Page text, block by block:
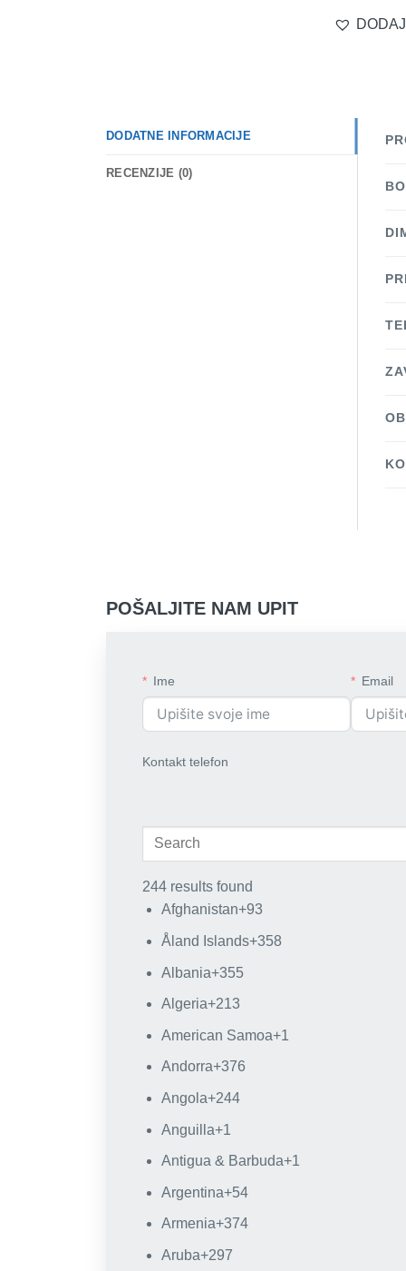
DODATNE INFORMACIJE
RECENZIJE (0)
POŠALJITE NAM UPIT
Ime Email
Kontakt telefon
244 results found
Afghanistan+93
Åland Islands+358
Albania+355
Algeria+213
American Samoa+1
Andorra+376
Angola+244
Anguilla+1
Antigua & Barbuda+1
Argentina+54
Armenia+374
Aruba+297